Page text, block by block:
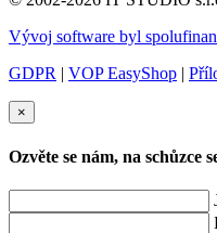
Vývoj software byl
GDPR | VOP EasyShop |
×
Ozvěte se nám, na schůzce